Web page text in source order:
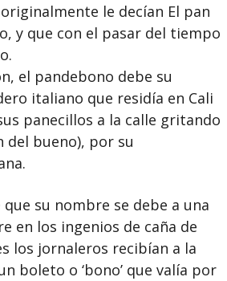
le decían El pan
y que con el pasar del tiempo
el pandebono debe su
italiano que residía en Cali
panecillos a la calle gritando
del bueno), por su
su nombre se debe a una
en los ingenios de caña de
los jornaleros recibían a la
boleto o ‘bono’ que valía por